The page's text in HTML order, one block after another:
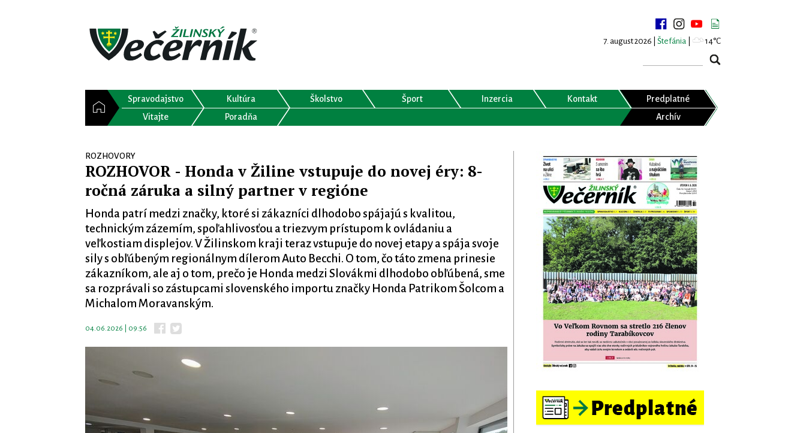
7. august 2026 | Štefánia 14°C
Spravodajstvo Kultúra Školstvo Šport Inzercia Kontakt
Predplatné
Vitajte
Poradňa Archív
ROZHOVORY
ROZHOVOR - Honda v Žiline vstupuje do novej éry: 8-
ročná záruka a silný partner v regióne
Honda patrí medzi značky, ktoré si zákazníci dlhodobo spájajú s kvalitou,
technickým zázemím, spoľahlivosťou a triezvym prístupom k ovládaniu a
veľkostiam displejov. V Žilinskom kraji teraz vstupuje do novej etapy a spája svoje
sily s obľúbeným regionálnym dílerom Auto Becchi. O tom, čo táto zmena prinesie
zákazníkom, ale aj o tom, prečo je Honda medzi Slovákmi dlhodobo obľúbená, sme
sa rozprávali so zástupcami slovenského importu značky Honda Patrikom Šolcom a
Michalom Moravanským.
04.06.2026 | 09:56